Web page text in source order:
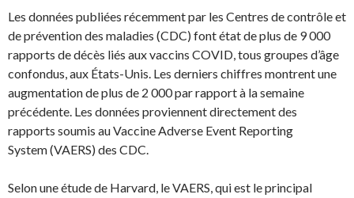
Les données publiées récemment par les Centres de contrôle et
de prévention des maladies (CDC) font état de plus de 9 000
rapports de décès liés aux vaccins COVID, tous groupes d’âge
confondus, aux États-Unis. Les derniers chiffres montrent une
augmentation de plus de 2 000 par rapport à la semaine
précédente. Les données proviennent directement des
rapports soumis au Vaccine Adverse Event Reporting
System (VAERS) des CDC.
Selon une étude de Harvard, le VAERS, qui est le principal